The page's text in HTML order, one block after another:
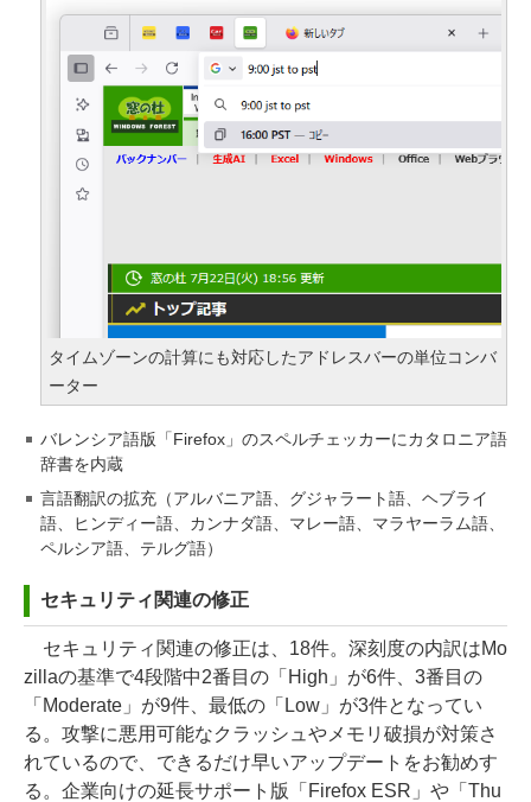
タイムゾーンの計算にも対応したアドレスバーの単位コンバ
ーター
バレンシア語版「Firefox」のスペルチェッカーにカタロニア語
辞書を内蔵
言語翻訳の拡充（アルバニア語、グジャラート語、ヘブライ
語、ヒンディー語、カンナダ語、マレー語、マラヤーラム語、
ペルシア語、テルグ語）
セキュリティ関連の修正
セキュリティ関連の修正は、18件。深刻度の内訳はMo
zillaの基準で4段階中2番目の「High」が6件、3番目の
「Moderate」が9件、最低の「Low」が3件となってい
る。攻撃に悪用可能なクラッシュやメモリ破損が対策さ
れているので、できるだけ早いアップデートをお勧めす
る。企業向けの延長サポート版「Firefox ESR」や「Thu